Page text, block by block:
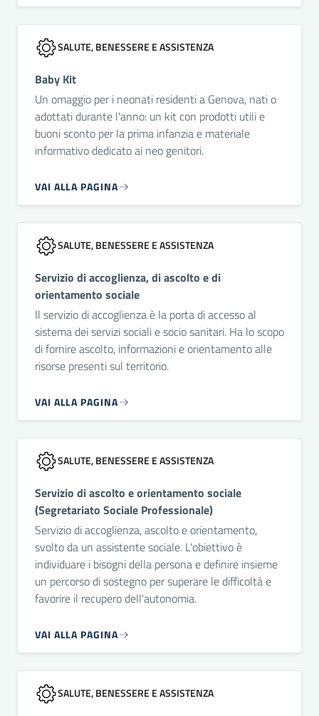
SALUTE, BENESSERE E ASSISTENZA
Baby Kit
Un omaggio per i neonati residenti a Genova, nati o
adottati durante l'anno: un kit con prodotti utili e
buoni sconto per la prima infanzia e materiale
informativo dedicato ai neo genitori.
VAI ALLA PAGINA
SALUTE, BENESSERE E ASSISTENZA
Servizio di accoglienza, di ascolto e di
orientamento sociale
Il servizio di accoglienza è la porta di accesso al
sistema dei servizi sociali e socio sanitari. Ha lo scopo
di fornire ascolto, informazioni e orientamento alle
risorse presenti sul territorio.
VAI ALLA PAGINA
SALUTE, BENESSERE E ASSISTENZA
Servizio di ascolto e orientamento sociale
(Segretariato Sociale Professionale)
Servizio di accoglienza, ascolto e orientamento,
svolto da un assistente sociale. L'obiettivo è
individuare i bisogni della persona e definire insieme
un percorso di sostegno per superare le difficoltà e
favorire il recupero dell'autonomia.
VAI ALLA PAGINA
SALUTE, BENESSERE E ASSISTENZA